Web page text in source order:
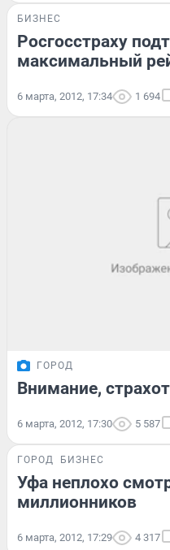
БИЗНЕС
Росгосстраху
максимальный
6 марта, 2012, 17:34 1 694
ГОРОД
Внимание,
6 марта, 2012, 17:30 5 587
ГОРОД БИЗНЕС
Уфа неплохо
миллионников
6 марта, 2012, 17:29 4 317